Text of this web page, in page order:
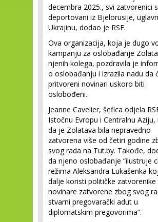
decembra 2025., svi zatvorenici
deportovani iz Bjelorusije,
Ukrajinu, dodao je RSF.
Ova organizacija, koja je dugo
kampanju za oslobađanje
njenih kolega, pozdravila je
o oslobađanju i izrazila nadu da
pritvoreni novinari uskoro biti
oslobođeni.
Jeanne Cavelier, šefica odjela
Istočnu Evropu i Centralnu Aziju,
da je Zolatava bila nepravedno
zatvorena više od četiri godine
svog rada na Tut.by. Takođe,
da njeno oslobađanje “ilustruje
režima Aleksandra Lukašenka
dalje koristi političke zatvorenike
novinare zatvorene zbog svog
stvarni pregovarački adut u
diplomatskim pregovorima”.